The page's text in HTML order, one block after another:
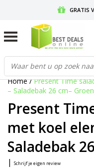
GRATIS
GRATIS
Home/Present Time
– Saladebak 26 cm– Groen
Present
met koel
Saladebak
| Schrijf je eigen review